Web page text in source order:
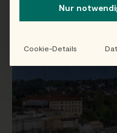
Nur
Cookie-Details